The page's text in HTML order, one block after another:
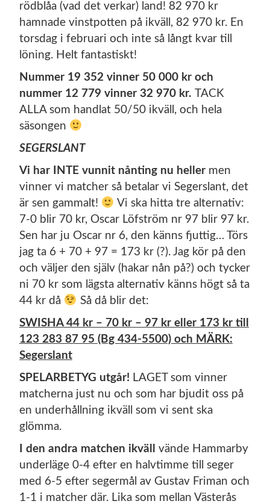
rödblåa (vad det verkar) land! 82 970 kr
hamnade vinstpotten på ikväll, 82 970 kr. En
torsdag i februari och inte så långt kvar till
löning. Helt fantastiskt!
Nummer 19 352 vinner 50 000 kr och
nummer 12 779 vinner 32 970 kr. TACK
ALLA som handlat 50/50 ikväll, och hela
säsongen
SEGERSLANT
Vi har INTE vunnit nånting nu heller men
vinner vi matcher så betalar vi Segerslant, det
är sen gammalt!
Vi ska hitta tre alternativ:
7-0 blir 70 kr, Oscar Löfström nr 97 blir 97 kr.
Sen har ju Oscar nr 6, den känns fjuttig… Törs
jag ta 6 + 70 + 97 = 173 kr (?). Jag kör på den
och väljer den själv (hakar nån på?) och tycker
ni 70 kr som lägsta alternativ känns högt så ta
44 kr då
Så då blir det:
SWISHA 44 kr – 70 kr – 97 kr eller 173 kr till
123 283 87 95 (Bg 434-5500) och MÄRK:
Segerslant
SPELARBETYG utgår! LAGET som vinner
matcherna just nu och som har bjudit oss på
en underhållning ikväll som vi sent ska
glömma.
I den andra matchen ikväll vände Hammarby
underläge 0-4 efter en halvtimme till seger
med 6-5 efter segermål av Gustav Friman och
1-1 i matcher där. Lika som mellan Västerås